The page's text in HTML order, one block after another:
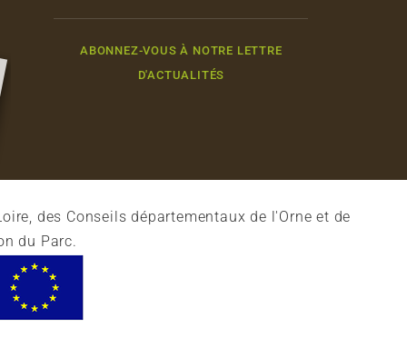
ABONNEZ-VOUS À NOTRE LETTRE
D'ACTUALITÉS
des Conseils départementaux de l'Orne et de
du Parc.